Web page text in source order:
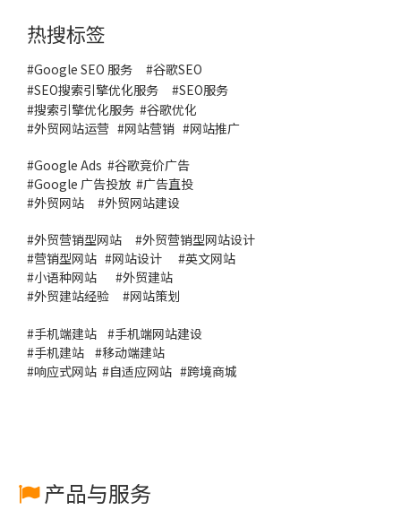
热搜标签
#Google SEO 服务 #谷歌SEO
#SEO搜索引擎优化服务 #SEO服务
#搜索引擎优化服务 #谷歌优化
#外贸网站运营 #网站营销 #网站推广
#Google Ads #谷歌竞价广告
#Google 广告投放 #广告直投
#外贸网站 #外贸网站建设
#外贸营销型网站 #外贸营销型网站设计
#营销型网站 #网站设计 #英文网站
#小语种网站 #外贸建站
#外贸建站经验 #网站策划
#手机端建站 #手机端网站建设
#手机建站 #移动端建站
#响应式网站 #自适应网站 #跨境商城
产品与服务